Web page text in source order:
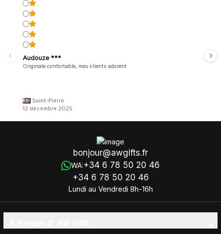
Audouze ***
Originale confortable, mes clients adorent
Saint-Pierre
12 décembre 2025
bonjour@awgifts.fr
WA:+34 6 78 50 20 46
+34 6 78 50 20 46
Lundi au Vendredi 8h-16h